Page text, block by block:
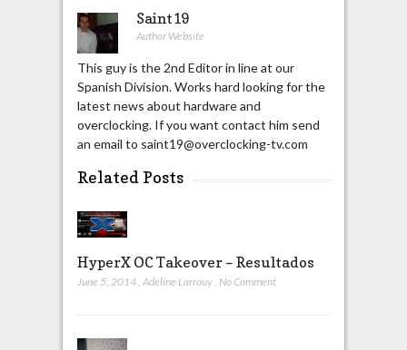
Saint19
Author Website
This guy is the 2nd Editor in line at our
Spanish Division. Works hard looking for the
latest news about hardware and
overclocking. If you want contact him send
an email to saint19@overclocking-tv.com
Related Posts
HyperX OC Takeover – Resultados
June 5, 2014, Adeline Larrouy, No Comment